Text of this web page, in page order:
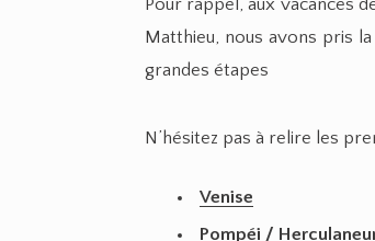
Pour rappel, aux vacances
Matthieu, nous avons pris
grandes étapes
N’hésitez pas à relire les
Venise
Pompéi /